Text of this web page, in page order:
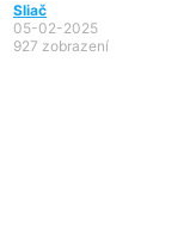
Sliač
05-02-2025
927 zobrazení